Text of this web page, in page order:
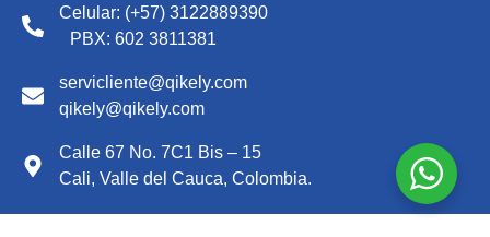
Celular: (+57) 3122889390
PBX: 602 3811381
servicliente@qikely.com
qikely@qikely.com
Calle 67 No. 7C1 Bis – 15
Cali, Valle del Cauca, Colombia.